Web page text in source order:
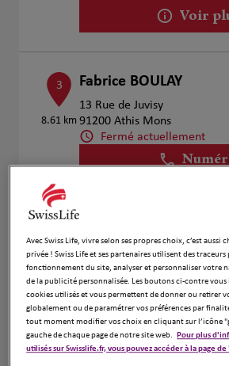
Voir
3
8.61 km
Fabrice BOULAY
13 Rue de Juvisy
91200 Athis Mons
Fermé actuellement
4
8.88 km
Corinne Peron
40 Avenue de la Cour de
91260 Juvisy sur Orge
Fermé actuellement
Avec Swiss Life, vivre selon ses propres choix, c’est aussi
privée ! Swiss Life et ses partenaires utilisent des traceurs
fonctionnement du site, analyser et personnaliser votre
de la publicité personnalisée. Les boutons ci-contre
cookies utilisés et vous permettent de donner ou retirer
globalement ou de paramétrer vos préférences par
tout moment modifier vos choix en cliquant sur l’icône
gauche de chaque page de notre site web. Pour plus
utilisés sur Swisslife.fr, vous pouvez accéder à la page